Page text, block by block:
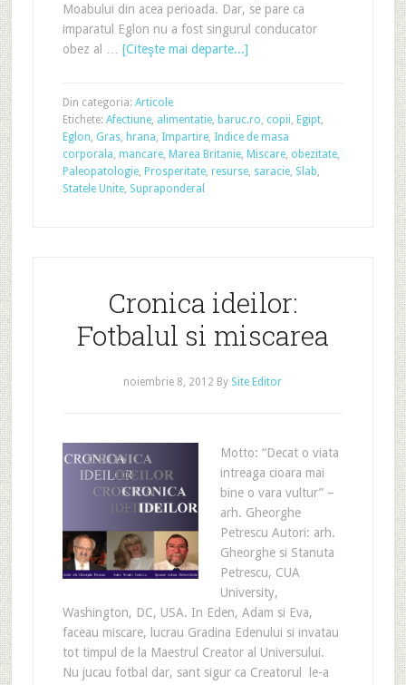
Moabului din acea perioada. Dar, se pare ca
imparatul Eglon nu a fost singurul conducator
obez al … [Citeşte mai departe...]
Din categoria: Articole
Etichete: Afectiune, alimentatie, baruc.ro, copii, Egipt,
Eglon, Gras, hrana, Impartire, Indice de masa
corporala, mancare, Marea Britanie, Miscare, obezitate,
Paleopatologie, Prosperitate, resurse, saracie, Slab,
Statele Unite, Supraponderal
Cronica ideilor:
Fotbalul si miscarea
noiembrie 8, 2012 By Site Editor
Motto: “Decat o viata
intreaga cioara mai
bine o vara vultur” –
arh. Gheorghe
Petrescu Autori: arh.
Gheorghe si Stanuta
Petrescu, CUA
University,
Washington, DC, USA. In Eden, Adam si Eva,
faceau miscare, lucrau Gradina Edenului si invatau
tot timpul de la Maestrul Creator al Universului.
Nu jucau fotbal dar, sant sigur ca Creatorul le-a